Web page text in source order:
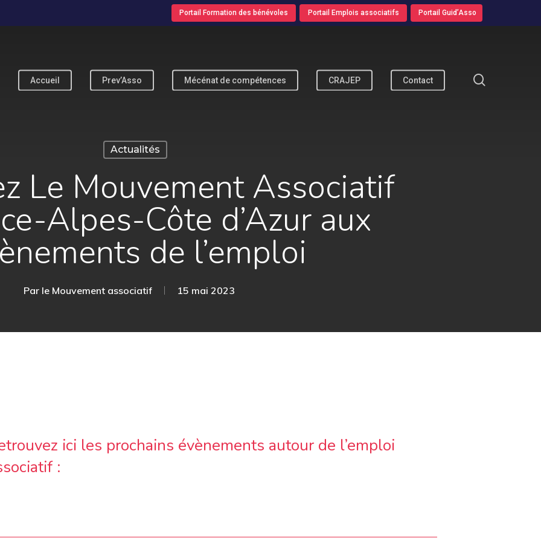
Portail Formation des bénévoles Portail Emplois associatifs Portail Guid’Asso
Accueil Prev’Asso Mécénat de compétences CRAJEP Contact
Actualités
Le Mouvement Associatif
Alpes-Côte d’Azur aux
de l’emploi
Par le Mouvement associatif 15 mai 2023
ici les prochains évènements autour de l’emploi
: